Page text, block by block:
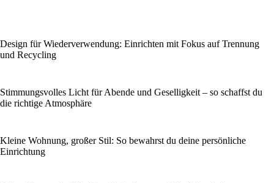
Design für Wiederverwendung: Einrichten mit Fokus auf Trennung
und Recycling
Stimmungsvolles Licht für Abende und Geselligkeit – so schaffst du
die richtige Atmosphäre
Kleine Wohnung, großer Stil: So bewahrst du deine persönliche
Einrichtung